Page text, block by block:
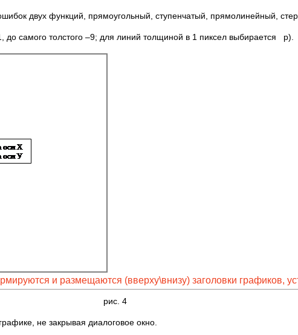
двух функций, прямоугольный, ступенчатый, прямолинейный,
до самого толстого –9; для линий толщиной в 1 пиксел выбирается р).
и размещаются (вверху\внизу) заголовки графиков,
рис. 4
не закрывая диалоговое окно.